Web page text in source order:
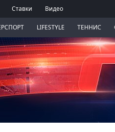
Ставки Видео
LIFESTYLE ТЕННИС